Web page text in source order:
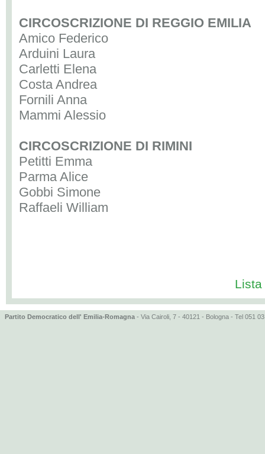
CIRCOSCRIZIONE DI REGGIO EMILIA
Amico Federico
Arduini Laura
Carletti Elena
Costa Andrea
Fornili Anna
Mammi Alessio
CIRCOSCRIZIONE DI RIMINI
Petitti Emma
Parma Alice
Gobbi Simone
Raffaeli William
Partito Democratico dell' Emilia-Romagna - Via Cairoli, 7 - 40121 - Bologna - Tel 051